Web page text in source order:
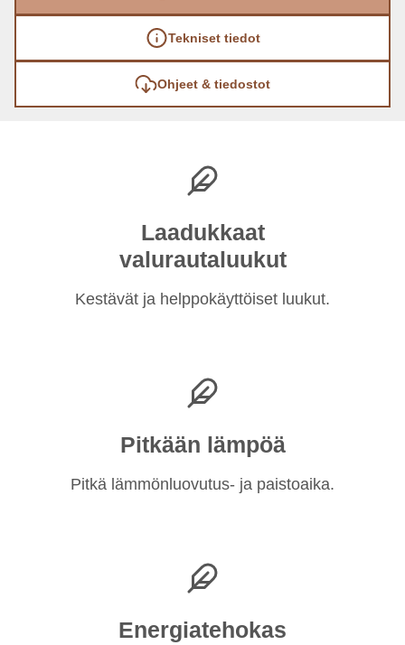
Tekniset tiedot
Ohjeet & tiedostot
Laadukkaat
valurautaluukut
Kestävät ja helppokäyttöiset luukut.
Pitkään lämpöä
Pitkä lämmönluovutus- ja paistoaika.
Energiatehokas